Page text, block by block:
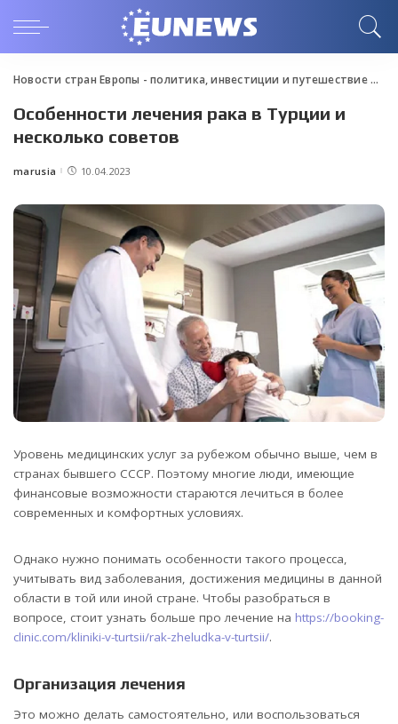
Новости стран Европы - политика, инвестиции и путешествие>
Особенности лечения рака в Турции и
несколько советов
Posted
marusia 10.04.2023
Уровень медицинских услуг за рубежом обычно выше, чем в
странах бывшего СССР. Поэтому многие люди, имеющие
финансовые возможности стараются лечиться в более
современных и комфортных условиях.
Однако нужно понимать особенности такого процесса,
учитывать вид заболевания, достижения медицины в данной
области в той или иной стране. Чтобы разобраться в
вопросе, стоит узнать больше про лечение на https://booking-
clinic.com/kliniki-v-turtsii/rak-zheludka-v-turtsii/.
Организация лечения
Это можно делать самостоятельно, или воспользоваться